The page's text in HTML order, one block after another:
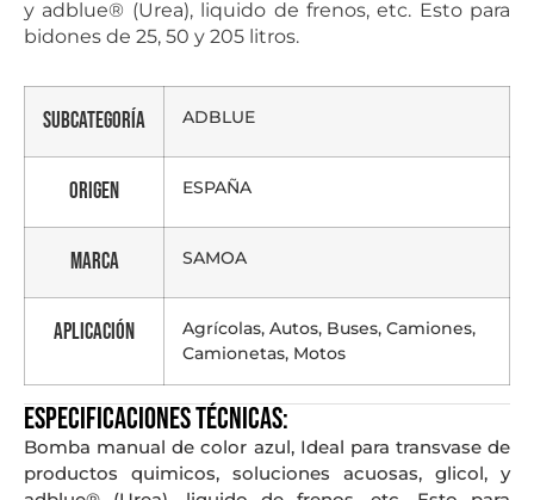
y adblue® (Urea), liquido de frenos, etc. Esto para
bidones de 25, 50 y 205 litros.
Subcategoría ADBLUE
Origen ESPAÑA
Marca SAMOA
Aplicación
Agrícolas, Autos, Buses, Camiones,
Camionetas, Motos
Especificaciones técnicas:
Bomba manual de color azul, Ideal para transvase de
productos quimicos, soluciones acuosas, glicol, y